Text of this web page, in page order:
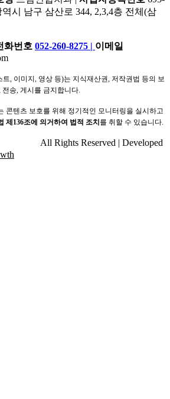
시 남구 삼산로 344, 2,3,4층 전체(삼
화번호 052-260-8275 | 이메일
, 이미지, 영상 등)는 지식재산권, 저작권법 등의 보
송, 게시를 금지합니다.
콘텐츠 보호를 위해 정기적인 모니터링을 실시하고
제136조에 의거하여 법적 조치 를 취할 수 있습니다.
All Rights Reserved | Developed